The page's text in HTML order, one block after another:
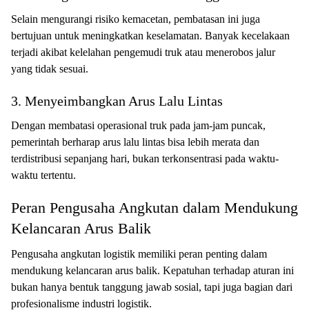
Selain mengurangi risiko kemacetan, pembatasan ini juga
bertujuan untuk meningkatkan keselamatan. Banyak kecelakaan
terjadi akibat kelelahan pengemudi truk atau menerobos jalur
yang tidak sesuai.
3. Menyeimbangkan Arus Lalu Lintas
Dengan membatasi operasional truk pada jam-jam puncak,
pemerintah berharap arus lalu lintas bisa lebih merata dan
terdistribusi sepanjang hari, bukan terkonsentrasi pada waktu-
waktu tertentu.
Peran Pengusaha Angkutan dalam Mendukung
Kelancaran Arus Balik
Pengusaha angkutan logistik memiliki peran penting dalam
mendukung kelancaran arus balik. Kepatuhan terhadap aturan ini
bukan hanya bentuk tanggung jawab sosial, tapi juga bagian dari
profesionalisme industri logistik.